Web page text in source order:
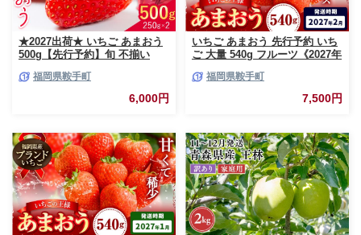
★2027出荷★ いちご あまおう
500g【先行予約】旬 不揃い
中旬-3月中旬頃出荷》福岡名産
品 果物 くだもの フルーツ いち
ご 苺 イチゴ【配送不可地域:離
福岡県鞍手町
6,000円
いちご あまおう 先行予約 いち
ご 大量 540g フルーツ《2027年
だもの 果物 福岡県 鞍手町【配
福岡県鞍手町
7,500円